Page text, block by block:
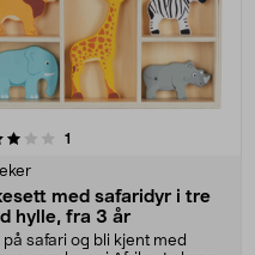
1
med safaridyr i tre
hylle, fra 3 år
på safari og bli kjent med
4.5 av 5 stjerner